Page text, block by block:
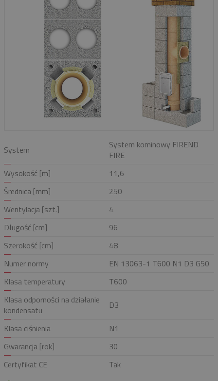
System
System kominowy FIREND
FIRE
Wysokość [m]
11,6
Średnica [mm]
250
Wentylacja [szt.]
4
Długość [cm]
96
Szerokość [cm]
48
Numer normy
EN 13063-1 T600 N1 D3 G50
Klasa temperatury
T600
Klasa odporności na działanie
kondensatu
D3
Klasa ciśnienia
N1
Gwarancja [rok]
30
Certyfikat CE
Tak